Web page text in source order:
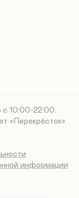
с 10:00-22:00.
«Перекрёсток»
информации